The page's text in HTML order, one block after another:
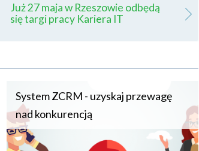
Już 27 maja w Rzeszowie odbędą
się targi pracy Kariera IT
System ZCRM - uzyskaj przewagę
nad konkurencją